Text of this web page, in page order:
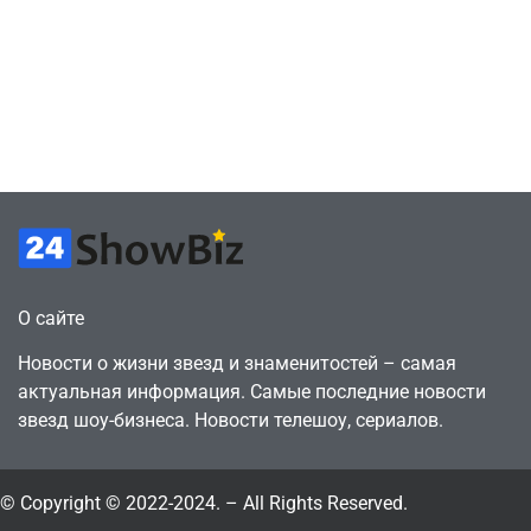
О сайте
Новости о жизни звезд и знаменитостей – самая
актуальная информация. Самые последние новости
звезд шоу-бизнеса. Новости телешоу, сериалов.
© Copyright © 2022-2024. – All Rights Reserved.